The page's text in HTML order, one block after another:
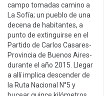
campo tomadas camino a
La Sofía; un pueblo de una
decena de habitantes, a
punto de extinguirse en el
Partido de Carlos Casares-
Provincia de Buenos Aires-
durante el año 2015. Llegar
a allí implica descender de
la Ruta Nacional N°5 y